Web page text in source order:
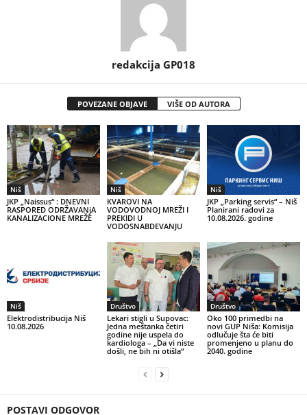
redakcija GP018
POVEZANE OBJAVE VIŠE OD AUTORA
Niš
JKP „Naissus“ : DNEVNI
RASPORED ODRŽAVANjA
KANALIZACIONE MREŽE
Niš
КVAROVI NA
VODOVODNOJ MREŽI I
PREКIDI U
VODOSNABDEVANJU
Niš
JKP „Parking servis“ – Niš
Planirani radovi za
10.08.2026. godine
Niš
Elektrodistribucija Niš
10.08.2026
Društvo
Lekari stigli u Supovac:
Jedna meštanka četiri
godine nije uspela do
kardiologa – „Da vi niste
došli, ne bih ni otišla“
Društvo
Oko 100 primedbi na
novi GUP Niša: Komisija
odlučuje šta će biti
promenjeno u planu do
2040. godine
POSTAVI ODGOVOR